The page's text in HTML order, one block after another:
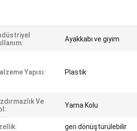
Ayakkabı ve giyim
Yapısı: Plastik
Ve
Yama Kolu
geri dönüştürülebilir